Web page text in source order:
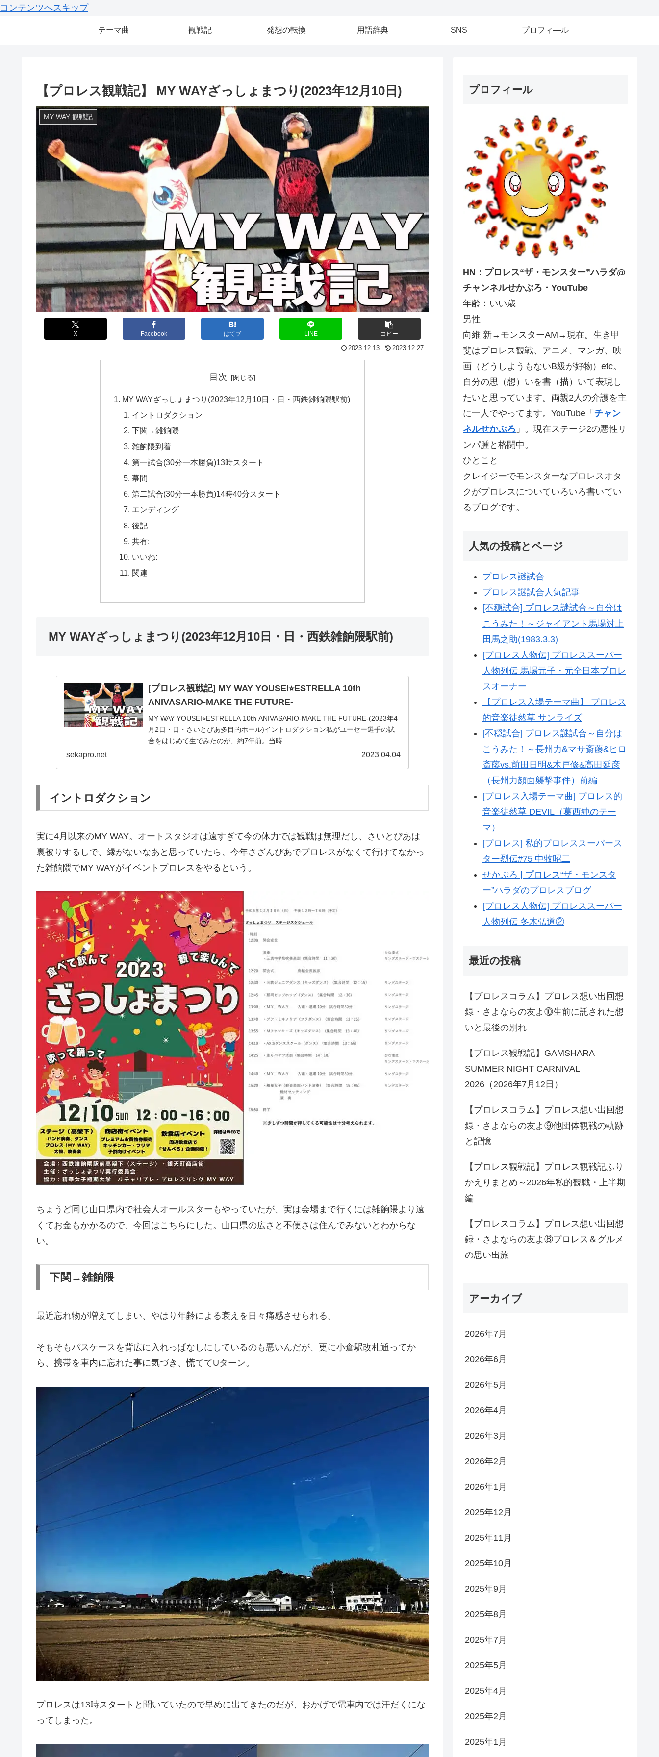
コンテンツへスキップ
テーマ曲 観戦記 発想の転換 用語辞典 SNS プロフィ―ル
【プロレス観戦記】 MY WAYざっしょまつり(2023年12月10日)
MY WAY 観戦記
X Facebook はてブ LINE コピー
2023.12.13 2023.12.27
目次
MY WAYざっしょまつり(2023年12月10日・日・西鉄雑餉隈駅前)
イントロダクション
下関→雑餉隈
雑餉隈到着
第一試合(30分一本勝負)13時スタート
幕間
第二試合(30分一本勝負)14時40分スタート
エンディング
後記
共有:
いいね:
関連
MY WAYざっしょまつり(2023年12月10日・日・西鉄雑餉隈駅前)
[プロレス観戦記] MY WAY YOUSEI⭐︎ESTRELLA 10th
ANIVASARIO-MAKE THE FUTURE-
MY WAY YOUSEI⭐︎ESTRELLA 10th ANIVASARIO-MAKE THE FUTURE-(2023年4
月2日・日・さいとぴあ多目的ホール)イントロダクション私がユーセー選手の試
合をはじめて生でみたのが、約7年前。当時...
sekapro.net 2023.04.04
イントロダクション
実に4月以来のMY WAY。オートスタジオは遠すぎて今の体力では観戦は無理だし、さいとぴあは
裏被りするしで、縁がないなあと思っていたら、今年さざんぴあでプロレスがなくて行けてなかっ
た雑餉隈でMY WAYがイベントプロレスをやるという。
ちょうど同じ山口県内で社会人オールスターもやっていたが、実は会場まで行くには雑餉隈より遠
くてお金もかかるので、今回はこちらにした。山口県の広さと不便さは住んでみないとわからな
い。
下関→雑餉隈
最近忘れ物が増えてしまい、やはり年齢による衰えを日々痛感させられる。
そもそもパスケースを背広に入れっぱなしにしているのも悪いんだが、更に小倉駅改札通ってか
ら、携帯を車内に忘れた事に気づき、慌ててUターン。
プロレスは13時スタートと聞いていたので早めに出てきたのだが、おかげで電車内では汗だくにな
ってしまった。
プロフィール
HN：プロレス“ザ・モンスター”ハラダ@
チャンネルせかぷろ・YouTube
年齢：いい歳
男性
向維 新→モンスターAM→現在。生き甲
斐はプロレス観戦、アニメ、マンガ、映
画（どうしようもないB級が好物）etc。
自分の思（想）いを書（描）いて表現し
たいと思っています。両親2人の介護を主
に一人でやってます。YouTube「 チャン
ネルせかぷろ 」。現在ステージ2の悪性リ
ンパ腫と格闘中。
ひとこと
クレイジーでモンスターなプロレスオタ
クがプロレスについていろいろ書いてい
るブログです。
人気の投稿とページ
プロレス謎試合
プロレス謎試合人気記事
[不穏試合] プロレス謎試合～自分は
こうみた！～ジャイアント馬場対上
田馬之助(1983.3.3)
[プロレス人物伝] プロレススーパー
人物列伝 馬場元子・元全日本プロレ
スオーナー
【プロレス入場テーマ曲】 プロレス
的音楽徒然草 サンライズ
[不穏試合] プロレス謎試合～自分は
こうみた！～長州力&マサ斎藤&ヒロ
斎藤vs.前田日明&木戸修&高田延彦
（長州力顔面襲撃事件）前編
[プロレス入場テーマ曲] プロレス的
音楽徒然草 DEVIL（葛西純のテー
マ）
[プロレス] 私的プロレススーパース
ター烈伝#75 中牧昭二
せかぷろ | プロレス“ザ・モンスタ
ー”ハラダのプロレスブログ
[プロレス人物伝] プロレススーパー
人物列伝 冬木弘道②
最近の投稿
【プロレスコラム】プロレス想い出回想
録・さよならの友よ⑩生前に託された想
いと最後の別れ
【プロレス観戦記】GAMSHARA
SUMMER NIGHT CARNIVAL
2026（2026年7月12日）
【プロレスコラム】プロレス想い出回想
録・さよならの友よ⑨他団体観戦の軌跡
と記憶
【プロレス観戦記】プロレス観戦記ふり
かえりまとめ～2026年私的観戦・上半期
編
【プロレスコラム】プロレス想い出回想
録・さよならの友よ⑧プロレス＆グルメ
の思い出旅
アーカイブ
2026年7月
2026年6月
2026年5月
2026年4月
2026年3月
2026年2月
2026年1月
2025年12月
2025年11月
2025年10月
2025年9月
2025年8月
2025年7月
2025年5月
2025年4月
2025年2月
2025年1月